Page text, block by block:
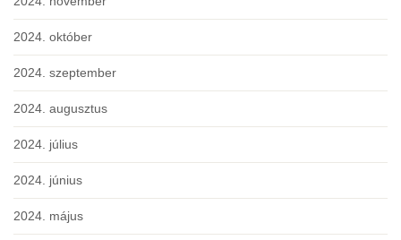
2024. október
2024. szeptember
2024. augusztus
2024. július
2024. június
2024. május